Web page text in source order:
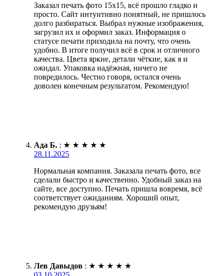
Заказал печать фото 15х15, всё прошло гладко и
просто. Сайт интуитивно понятный, не пришлось
долго разбираться. Выбрал нужные изображения,
загрузил их и оформил заказ. Информация о
статусе печати приходила на почту, что очень
удобно. В итоге получил всё в срок и отличного
качества. Цвета яркие, детали чёткие, как я и
ожидал. Упаковка надёжная, ничего не
повредилось. Честно говоря, остался очень
доволен конечным результатом. Рекомендую!
Ада Б. : ★ ★ ★ ★ ★
28.11.2025
Нормальная компания. Заказала печать фото, все
сделали быстро и качественно. Удобный заказ на
сайте, все доступно. Печать пришла вовремя, всё
соответствует ожиданиям. Хороший опыт,
рекомендую друзьям!
Лев Давыдов : ★ ★ ★ ★ ★